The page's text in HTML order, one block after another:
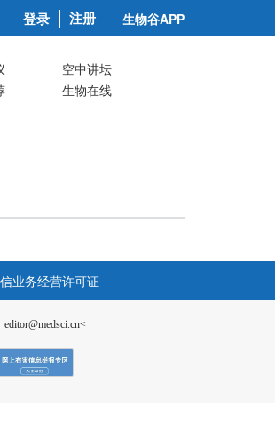
登录 注册 生物谷APP
空中讲坛
生物在线
业务经营许可证